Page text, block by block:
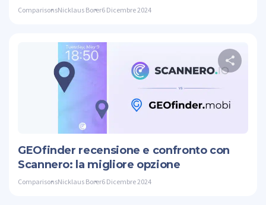
ComparisonsNicklaus Borer6 Dicembre 2024
GEOfinder recensione e confronto con
Scannero: la migliore opzione
ComparisonsNicklaus Borer6 Dicembre 2024